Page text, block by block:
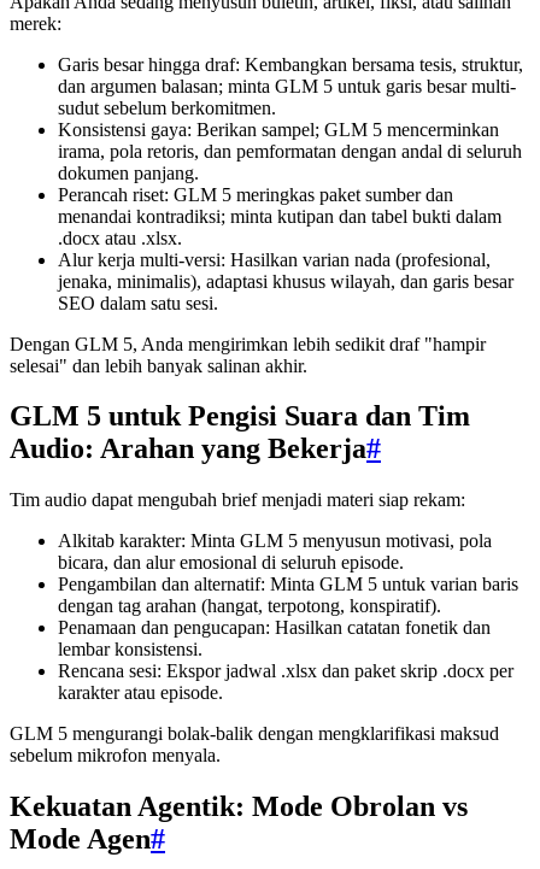
merek:
Garis besar hingga draf: Kembangkan bersama tesis, struktur,
dan argumen balasan; minta GLM 5 untuk garis besar multi-
sudut sebelum berkomitmen.
Konsistensi gaya: Berikan sampel; GLM 5 mencerminkan
irama, pola retoris, dan pemformatan dengan andal di seluruh
dokumen panjang.
Perancah riset: GLM 5 meringkas paket sumber dan
menandai kontradiksi; minta kutipan dan tabel bukti dalam
.docx atau .xlsx.
Alur kerja multi-versi: Hasilkan varian nada (profesional,
jenaka, minimalis), adaptasi khusus wilayah, dan garis besar
SEO dalam satu sesi.
Dengan GLM 5, Anda mengirimkan lebih sedikit draf "hampir
selesai" dan lebih banyak salinan akhir.
GLM 5 untuk Pengisi Suara dan Tim
Audio: Arahan yang Bekerja#
Tim audio dapat mengubah brief menjadi materi siap rekam:
Alkitab karakter: Minta GLM 5 menyusun motivasi, pola
bicara, dan alur emosional di seluruh episode.
Pengambilan dan alternatif: Minta GLM 5 untuk varian baris
dengan tag arahan (hangat, terpotong, konspiratif).
Penamaan dan pengucapan: Hasilkan catatan fonetik dan
lembar konsistensi.
Rencana sesi: Ekspor jadwal .xlsx dan paket skrip .docx per
karakter atau episode.
GLM 5 mengurangi bolak-balik dengan mengklarifikasi maksud
sebelum mikrofon menyala.
Kekuatan Agentik: Mode Obrolan vs
Mode Agen#